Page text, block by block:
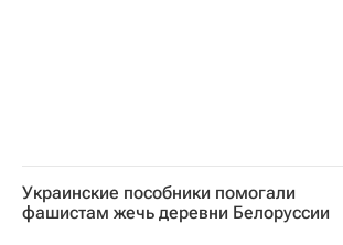
Украинские пособники помогали
фашистам жечь деревни Белоруссии